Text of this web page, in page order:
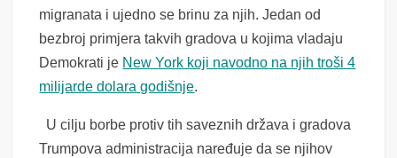
migranata i ujedno se brinu za njih. Jedan od
bezbroj primjera takvih gradova u kojima vladaju
Demokrati je New York koji navodno na njih troši 4
milijarde dolara godišnje.
U cilju borbe protiv tih saveznih država i gradova
Trumpova administracija naređuje da se njihov